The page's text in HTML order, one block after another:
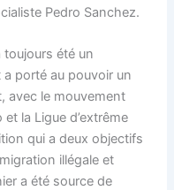
Pedro Sanchez.
toujours été un
porté au pouvoir un
avec le mouvement
la Ligue d’extrême
qui a deux objectifs
illégale et
a été source de